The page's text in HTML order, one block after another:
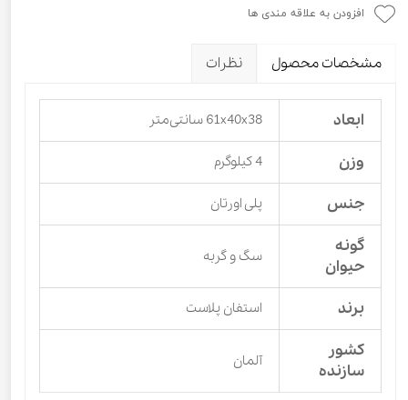
افزودن به علاقه مندی ها
مشخصات محصول نظرات
ابعاد 61x40x38 سانتی‌متر
وزن 4 کیلوگرم
جنس پلی اورتان
گونه
حیوان
سگ و گربه
برند استفان‌ پلاست
کشور
سازنده
آلمان